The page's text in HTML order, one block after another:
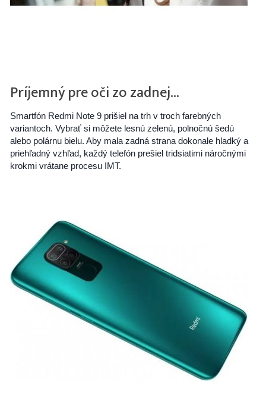
Príjemný pre oči zo zadnej…
Smartfón Redmi Note 9 prišiel na trh v troch farebných
variantoch. Vybrať si môžete lesnú zelenú, polnočnú šedú
alebo polárnu bielu. Aby mala zadná strana dokonale hladký a
priehľadný vzhľad, každý telefón prešiel tridsiatimi náročnými
krokmi vrátane procesu IMT.